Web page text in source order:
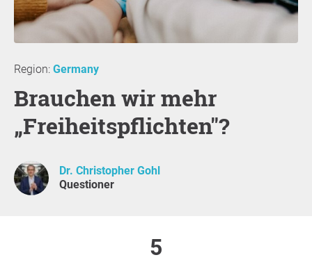
Region: Germany
Brauchen wir mehr
„Freiheitspflichten"?
Dr. Christopher Gohl
Questioner
5